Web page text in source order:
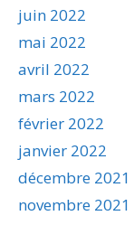
juin 2022
mai 2022
avril 2022
mars 2022
février 2022
janvier 2022
décembre 2021
novembre 2021